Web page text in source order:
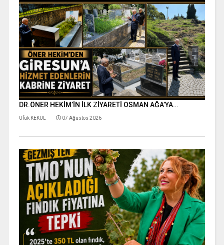
DR.ÖNER HEKİM’İN İLK ZİYARETİ OSMAN AĞA’YA…
Ufuk KEKÜL 07 Ağustos 2026